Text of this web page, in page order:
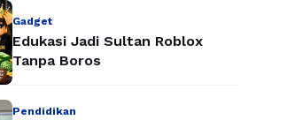
Gadget
Edukasi Jadi Sultan Roblox
Tanpa Boros
Pendidikan